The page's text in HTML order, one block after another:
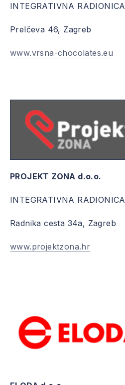
INTEGRATIVNA RADIONICA
Prelčeva 46, Zagreb
www.vrsna-chocolates.eu
PROJEKT ZONA d.o.o.
INTEGRATIVNA RADIONICA
Radnika cesta 34a, Zagreb
www.projektzona.hr